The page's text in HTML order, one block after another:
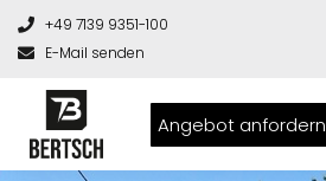
+49 7139 9351-100
E-Mail senden
Angebot anfordern